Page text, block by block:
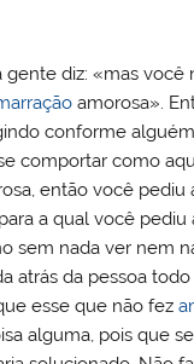
gente diz: «mas
amorosa».
conforme
comportar como
então você pediu
a qual você
sem nada ver nem
atrás da pessoa
esse que não fez
alguma, pois que